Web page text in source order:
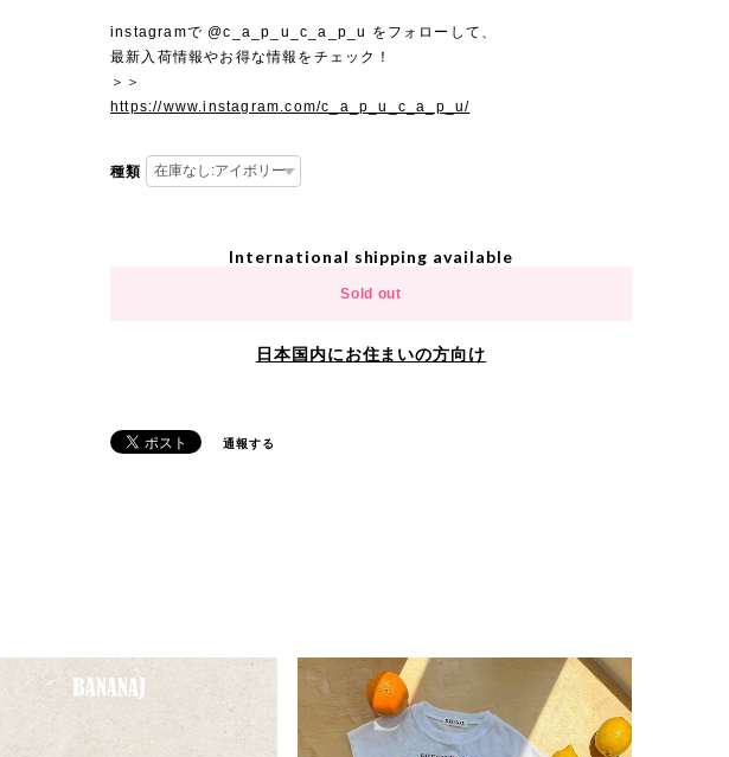
instagramで @c_a_p_u_c_a_p_u をフォローして、
最新入荷情報やお得な情報をチェック！
＞＞
https://www.instagram.com/c_a_p_u_c_a_p_u/
種類
International shipping available
Sold out
日本国内にお住まいの方向け
通報する